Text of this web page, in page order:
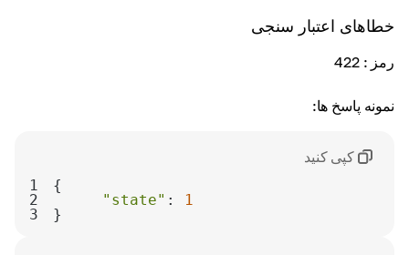
خطاهای اعتبار سنجی
رمز : 422
نمونه پاسخ ها:
1
2
"state" :
1
3
}
کپی کنید